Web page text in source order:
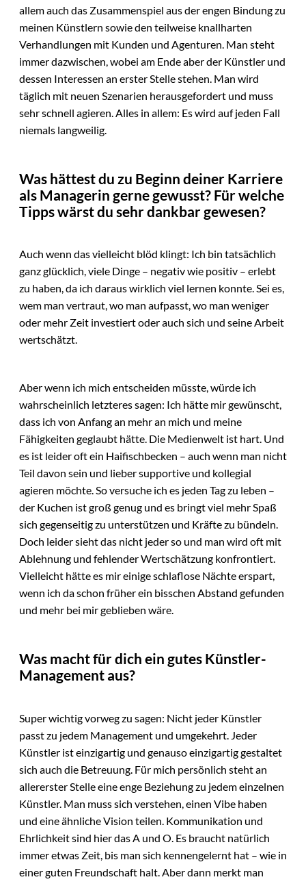
allem auch das Zusammenspiel aus der engen Bindung zu
meinen Künstlern sowie den teilweise knallharten
Verhandlungen mit Kunden und Agenturen. Man steht
immer dazwischen, wobei am Ende aber der Künstler und
dessen Interessen an erster Stelle stehen. Man wird
täglich mit neuen Szenarien herausgefordert und muss
sehr schnell agieren. Alles in allem: Es wird auf jeden Fall
niemals langweilig.
Was hättest du zu Beginn deiner Karriere
als Managerin gerne gewusst? Für welche
Tipps wärst du sehr dankbar gewesen?
Auch wenn das vielleicht blöd klingt: Ich bin tatsächlich
ganz glücklich, viele Dinge – negativ wie positiv – erlebt
zu haben, da ich daraus wirklich viel lernen konnte. Sei es,
wem man vertraut, wo man aufpasst, wo man weniger
oder mehr Zeit investiert oder auch sich und seine Arbeit
wertschätzt.
Aber wenn ich mich entscheiden müsste, würde ich
wahrscheinlich letzteres sagen: Ich hätte mir gewünscht,
dass ich von Anfang an mehr an mich und meine
Fähigkeiten geglaubt hätte. Die Medienwelt ist hart. Und
es ist leider oft ein Haifischbecken – auch wenn man nicht
Teil davon sein und lieber supportive und kollegial
agieren möchte. So versuche ich es jeden Tag zu leben –
der Kuchen ist groß genug und es bringt viel mehr Spaß
sich gegenseitig zu unterstützen und Kräfte zu bündeln.
Doch leider sieht das nicht jeder so und man wird oft mit
Ablehnung und fehlender Wertschätzung konfrontiert.
Vielleicht hätte es mir einige schlaflose Nächte erspart,
wenn ich da schon früher ein bisschen Abstand gefunden
und mehr bei mir geblieben wäre.
Was macht für dich ein gutes Künstler-
Management aus?
Super wichtig vorweg zu sagen: Nicht jeder Künstler
passt zu jedem Management und umgekehrt. Jeder
Künstler ist einzigartig und genauso einzigartig gestaltet
sich auch die Betreuung. Für mich persönlich steht an
allererster Stelle eine enge Beziehung zu jedem einzelnen
Künstler. Man muss sich verstehen, einen Vibe haben
und eine ähnliche Vision teilen. Kommunikation und
Ehrlichkeit sind hier das A und O. Es braucht natürlich
immer etwas Zeit, bis man sich kennengelernt hat – wie in
einer guten Freundschaft halt. Aber dann merkt man